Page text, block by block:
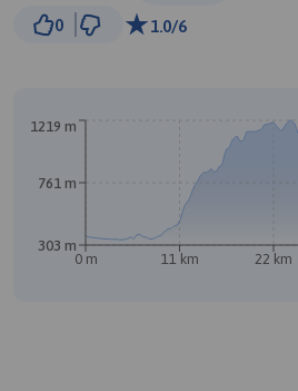
0 1.0/6
0 m 11 km 22 km
303 m
761 m
1219 m